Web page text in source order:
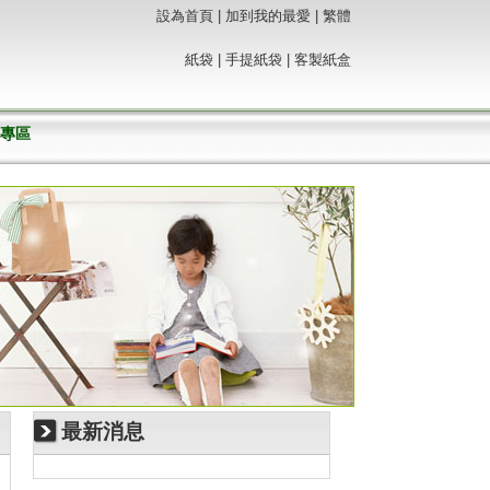
設為首頁 加到我的最愛 繁體
紙袋 手提紙袋 | 客製紙盒
區
最新消息